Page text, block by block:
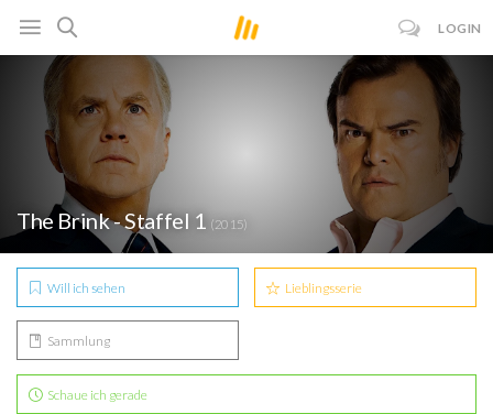
LOGIN
The Brink - Staffel 1 (2015)
Will ich sehen Lieblingsserie
Sammlung
Schaue ich gerade